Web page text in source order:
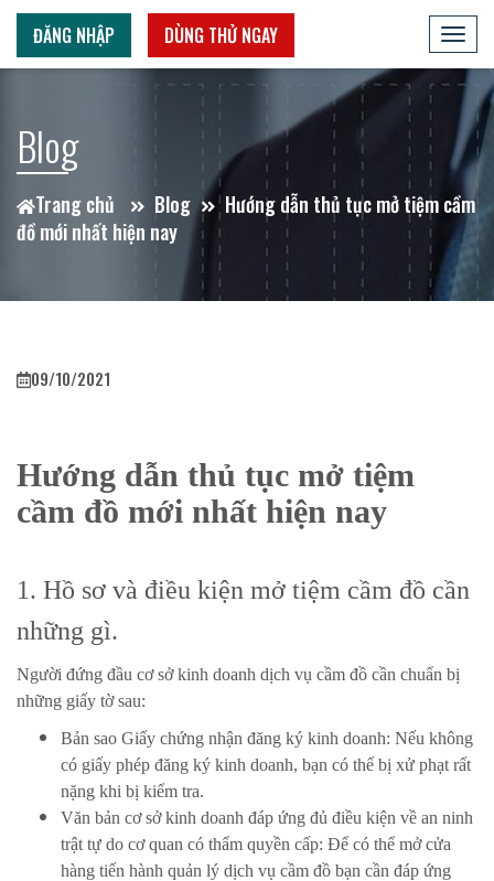
ĐĂNG NHẬP DÙNG THỬ NGAY
Blog
Trang chủ Blog
Hướng dẫn thủ tục mở tiệm cầm
đồ mới nhất hiện nay
09/10/2021
Hướng dẫn thủ tục mở tiệm
cầm đồ mới nhất hiện nay
1. Hồ sơ và điều kiện mở tiệm cầm đồ cần
những gì.
Người đứng đầu cơ sở kinh doanh dịch vụ cầm đồ cần chuẩn bị
những giấy tờ sau:
Bản sao Giấy chứng nhận đăng ký kinh doanh: Nếu không
có giấy phép đăng ký kinh doanh, bạn có thể bị xử phạt rất
nặng khi bị kiểm tra.
Văn bản cơ sở kinh doanh đáp ứng đủ điều kiện về an ninh
trật tự do cơ quan có thẩm quyền cấp: Để có thể mở cửa
hàng tiến hành quản lý dịch vụ cầm đồ bạn cần đáp ứng